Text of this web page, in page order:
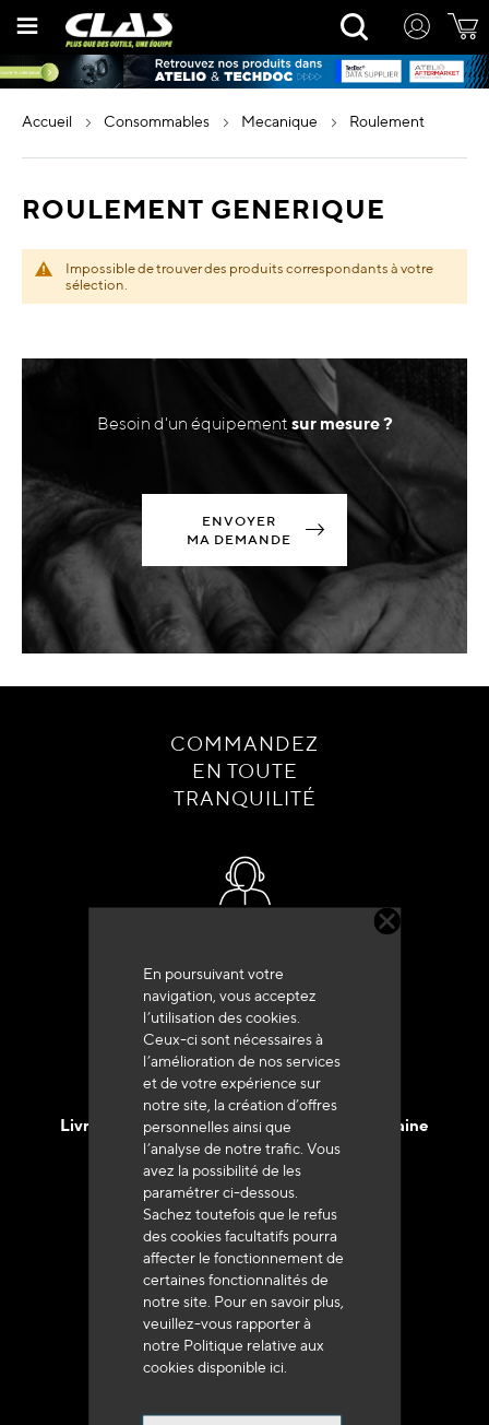
En poursuivant votre
navigation, vous acceptez
l’utilisation des cookies.
Ceux-ci sont nécessaires à
l’amélioration de nos services
et de votre expérience sur
notre site, la création d’offres
personnelles ainsi que
l’analyse de notre trafic. Vous
avez la possibilité de les
paramétrer ci-dessous.
Sachez toutefois que le refus
des cookies facultatifs pourra
affecter le fonctionnement de
certaines fonctionnalités de
notre site. Pour en savoir plus,
veuillez-vous rapporter à
notre Politique relative aux
cookies disponible ici
Rechercher
accueil consommables mecanique roulement
ROULEMENT GENERIQUE
Impossible de trouver des produits correspondants à votre
sélection.
Besoin d'un équipement sur mesure ?
ENVOYER
MA DEMANDE
COMMANDEZ
EN TOUTE
TRANQUILITÉ
+33 (0)4 79 72 62 22 Taper 1
Livraison en 48h à 72h en France Métropolitaine
Franco de port
à 250 euros*